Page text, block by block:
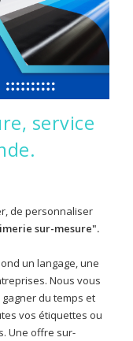
service
de personnaliser
sur-mesure".
un langage, une
Nous vous
du temps et
vos étiquettes ou
Une offre sur-